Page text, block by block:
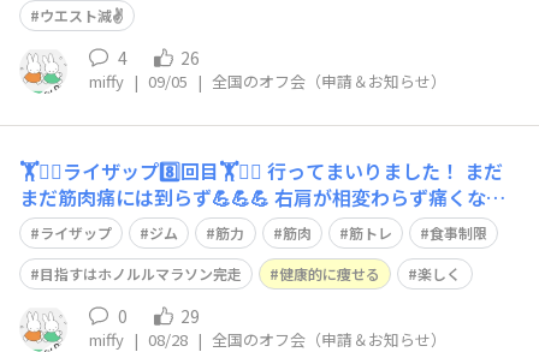
ウエスト減✌️
4 26
miffy | 09/05 | 全国のオフ会（申請＆お知らせ）
🏋️🏋️‍♀️ライザップ8️⃣回目🏋️🏋️‍♀️ 行ってまいりました！ まだ
まだ筋肉痛には到らず💪💪💪 右肩が相変わらず痛くなる
ので無理はせず。 今日は1ヶ月経ったカウンセリング。何
も問題なく🙆‍♀️ 久しぶりに会った人に「スッキリした」と
言われました👌 #ライザップ #ジム #食事制限
ライザップ ジム 筋力 筋肉 筋トレ
食事制限
目指すはホノルルマラソン完走
健康的に痩せる 楽しく
0 29
miffy | 08/28 | 全国のオフ会（申請＆お知らせ）